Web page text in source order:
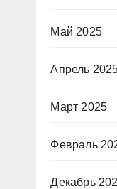
Май 2025
Апрель
Март 2025
Февраль
Декабрь